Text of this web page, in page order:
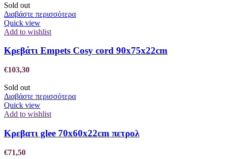
Sold out
Διαβάστε περισσότερα
Quick view
Add to wishlist
Κρεβάτι Empets Cosy cord 90x75x22cm
€103,30
Sold out
Διαβάστε περισσότερα
Quick view
Add to wishlist
Κρεβατι glee 70x60x22cm πετρολ
€71,50